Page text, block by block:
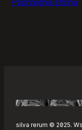
silva rerum © 2025.